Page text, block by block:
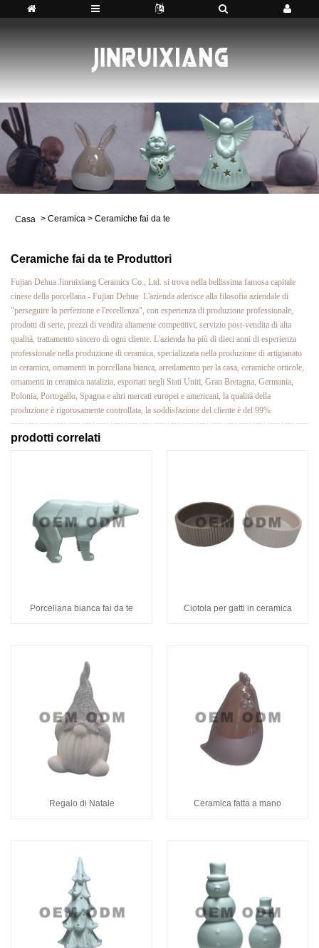
Casa > Ceramica > Ceramiche fai da te
Ceramiche fai da te Produttori
Fujian Dehua Jinruixiang Ceramics Co., Ltd. si trova nella bellissima famosa capitale
cinese della porcellana - Fujian Dehua· L'azienda aderisce alla filosofia aziendale di
"perseguire la perfezione e l'eccellenza", con esperienza di produzione professionale,
prodotti di serie, prezzi di vendita altamente competitivi, servizio post-vendita di alta
qualità, trattamento sincero di ogni cliente. L'azienda ha più di dieci anni di esperienza
professionale nella produzione di ceramica, specializzata nella produzione di artigianato
in ceramica, ornamenti in porcellana bianca, arredamento per la casa, ceramiche orticole,
ornamenti in ceramica natalizia, esportati negli Stati Uniti, Gran Bretagna, Germania,
Polonia, Portogallo, Spagna e altri mercati europei e americani, la qualità della
produzione è rigorosamente controllata, la soddisfazione del cliente è del 99%
prodotti correlati
Porcellana bianca fai da te Ciotola per gatti in ceramica
Regalo di Natale Ceramica fatta a mano